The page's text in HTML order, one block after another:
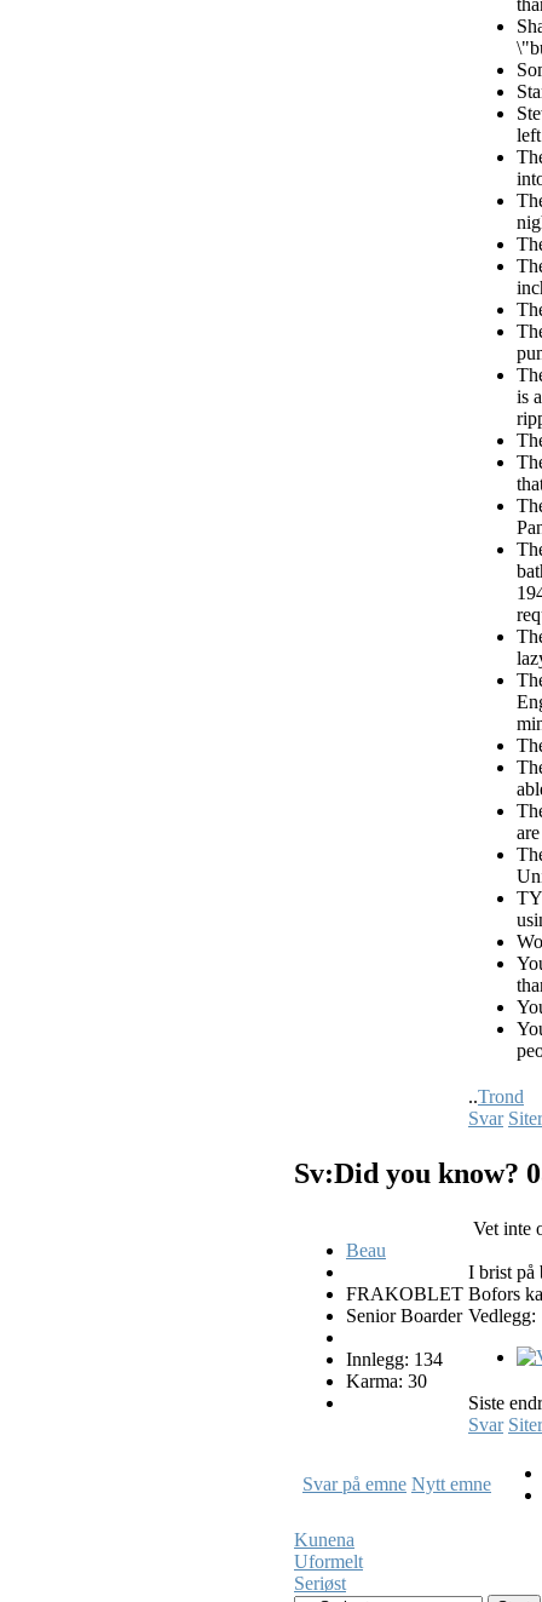
is
..Trond
Svar Siter
Sv:Did you know?
Beau
FRAKOBLET
Senior Boarder
Innlegg: 134
Karma: 30
Vet inte
I brist på
Bofors
Vedlegg:
Siste
Svar Siter
Svar på emne Nytt emne
Kunena
Uformelt
Seriøst